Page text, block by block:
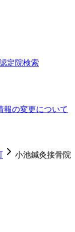
定院検索
報の変更について
小池鍼灸接骨院